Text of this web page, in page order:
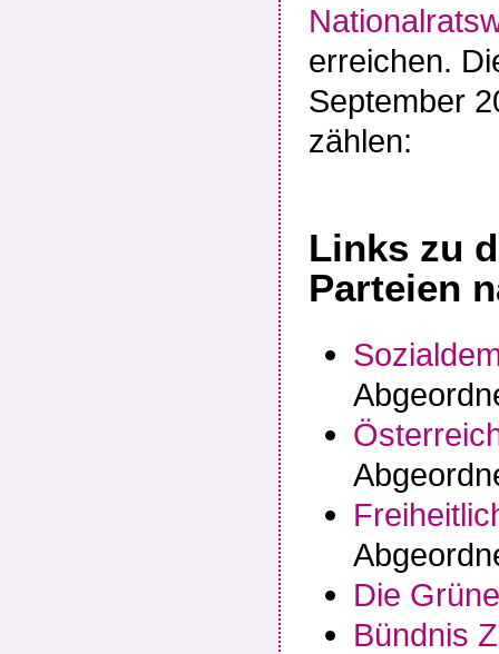
erreichen.
September
zählen:
Links zu
Parteien
Die
Bündnis